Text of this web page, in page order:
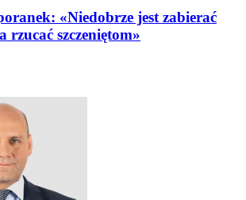
«Niedobrze jest zabierać
rzucać szczeniętom»